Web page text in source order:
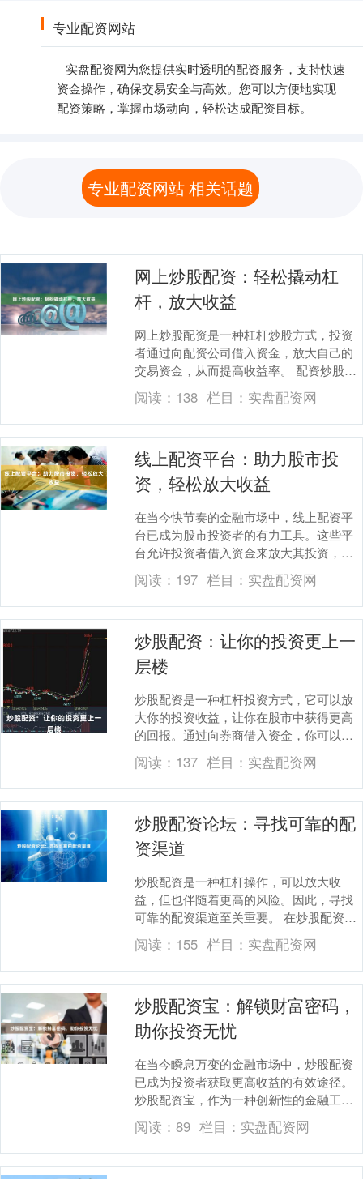
专业配资网站
实盘配资网为您提供实时透明的配资服务，支持快速
资金操作，确保交易安全与高效。您可以方便地实现
配资策略，掌握市场动向，轻松达成配资目标。
专业配资网站 相关话题
网上炒股配资：轻松撬动杠
杆，放大收益
网上炒股配资是一种杠杆炒股方式，投资
者通过向配资公司借入资金，放大自己的
交易资金，从而提高收益率。 配资炒股的
优势在于： * **放大收益：**通过杠杆效
应，投....
阅读： 138 栏目： 实盘配资网
线上配资平台：助力股市投
资，轻松放大收益
在当今快节奏的金融市场中，线上配资平
台已成为股市投资者的有力工具。这些平
台允许投资者借入资金来放大其投资，从
而增加潜在收益。 **如何运作？** 线上配
资平台通....
阅读： 197 栏目： 实盘配资网
炒股配资：让你的投资更上一
层楼
炒股配资是一种杠杆投资方式，它可以放
大你的投资收益，让你在股市中获得更高
的回报。通过向券商借入资金，你可以用
更少的本金撬动更大的资金，从而增加你
的投资规模。 配....
阅读： 137 栏目： 实盘配资网
炒股配资论坛：寻找可靠的配
资渠道
炒股配资是一种杠杆操作，可以放大收
益，但也伴随着更高的风险。因此，寻找
可靠的配资渠道至关重要。 在炒股配资论
坛中，投资者可以交流经验，分享信息，
寻找配资渠道。然....
阅读： 155 栏目： 实盘配资网
炒股配资宝：解锁财富密码，
助你投资无忧
在当今瞬息万变的金融市场中，炒股配资
已成为投资者获取更高收益的有效途径。
炒股配资宝，作为一种创新性的金融工
具，为投资者提供了便捷、高效的配资服
务，助力他们在投资....
阅读：89 栏目： 实盘配资网